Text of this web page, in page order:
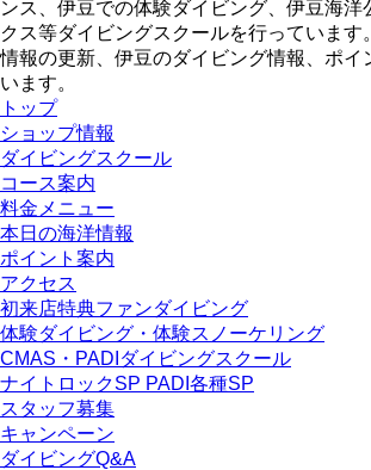
ンス、伊豆での体験ダイビング、伊豆海洋
クス等ダイビングスクールを行っています
情報の更新、伊豆のダイビング情報、ポイ
います。
トップ
ショップ情報
ダイビングスクール
コース案内
料金メニュー
本日の海洋情報
ポイント案内
アクセス
初来店特典ファンダイビング
体験ダイビング・体験スノーケリング
CMAS・PADIダイビングスクール
ナイトロックSP PADI各種SP
スタッフ募集
キャンペーン
ダイビングQ&A